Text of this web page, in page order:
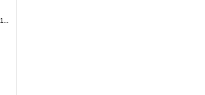
Service des sports : Correspondance avec le Conseil Général (1996-1999), Conseil Régional (1996-2000), Préfecture du Gard (1995-1997), Direction Départementale jeunesse et sports (1995-2000)